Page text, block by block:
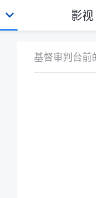
影视
基督审判台前